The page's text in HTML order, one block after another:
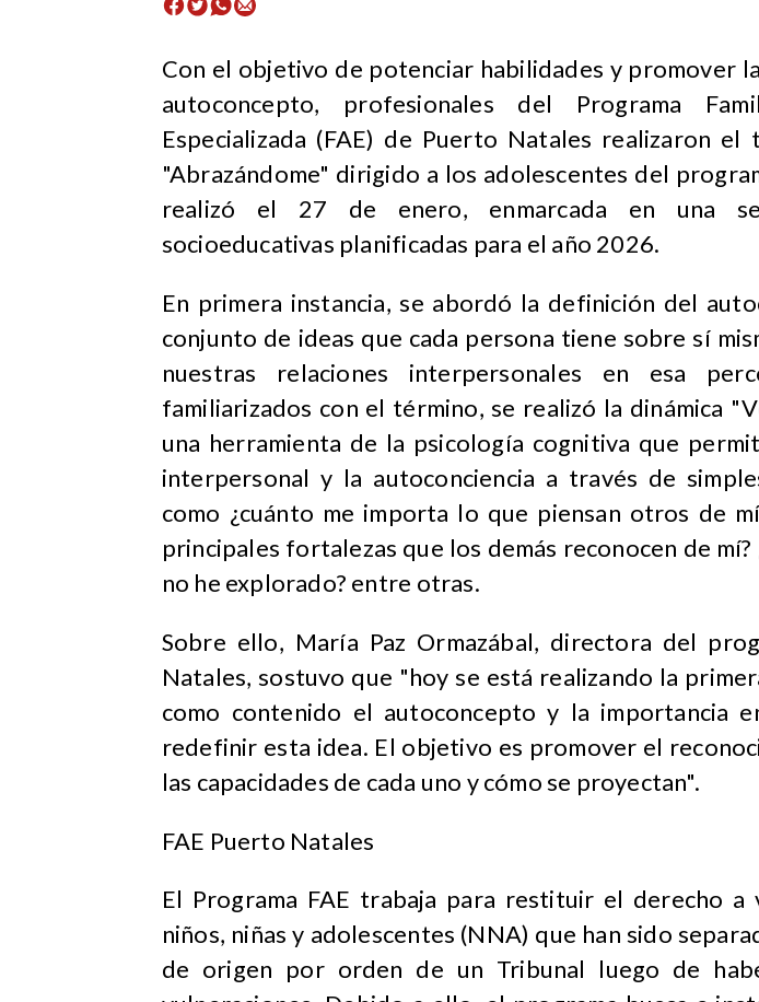
Con el objetivo de potenciar habilidades y promover
autoconcepto, profesionales del Programa
Especializada (FAE) de Puerto Natales realizaron el
"Abrazándome" dirigido a los adolescentes del
realizó el 27 de enero, enmarcada en una
socioeducativas planificadas para el año 2026.
En primera instancia, se abordó la definición del
conjunto de ideas que cada persona tiene sobre sí
nuestras relaciones interpersonales en esa
familiarizados con el término, se realizó la dinámica
una herramienta de la psicología cognitiva que
interpersonal y la autoconciencia a través de
como ¿cuánto me importa lo que piensan otros de
principales fortalezas que los demás reconocen de
no he explorado? entre otras.
Sobre ello, María Paz Ormazábal, directora del
Natales, sostuvo que "hoy se está realizando la
como contenido el autoconcepto y la importancia
redefinir esta idea. El objetivo es promover el
las capacidades de cada uno y cómo se proyectan".
FAE Puerto Natales
El Programa FAE trabaja para restituir el derecho a
niños, niñas y adolescentes (NNA) que han sido
de origen por orden de un Tribunal luego de